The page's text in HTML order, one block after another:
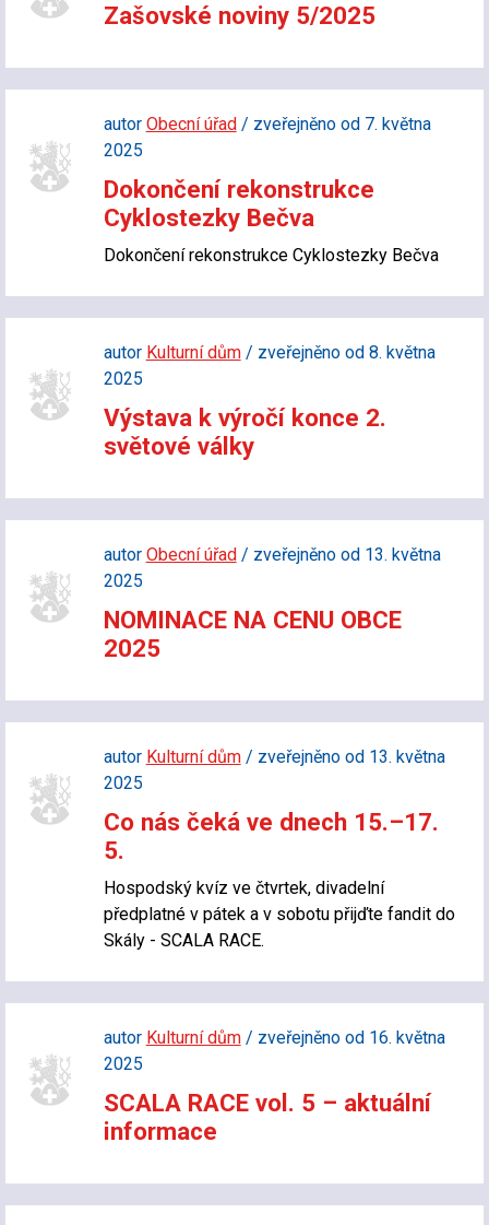
Zašovské noviny 5/2025
autor Obecní úřad/ zveřejněno od 7. května
2025
Dokončení rekonstrukce
Cyklostezky Bečva
Dokončení rekonstrukce Cyklostezky Bečva
autor Kulturní dům/ zveřejněno od 8. května
2025
Výstava k výročí konce 2.
světové války
autor Obecní úřad/ zveřejněno od 13. května
2025
NOMINACE NA CENU OBCE
2025
autor Kulturní dům/ zveřejněno od 13. května
2025
Co nás čeká ve dnech 15.–17.
5.
Hospodský kvíz ve čtvrtek, divadelní
předplatné v pátek a v sobotu přijďte fandit do
Skály - SCALA RACE.
autor Kulturní dům/ zveřejněno od 16. května
2025
SCALA RACE vol. 5 – aktuální
informace